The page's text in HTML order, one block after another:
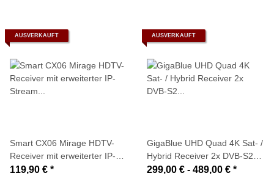
AUSVERKAUFT
Smart CX06 Mirage HDTV-
Receiver mit erweiterter IP-
Stream Funktion (SAT>IP
119,90 € *
AUSVERKAUFT
GigaBlue UHD Quad 4K Sat- /
Hybrid Receiver 2x DVB-S2
(FBC-Tuner) + DVB-C/T/T2
299,00 € - 489,00 € *